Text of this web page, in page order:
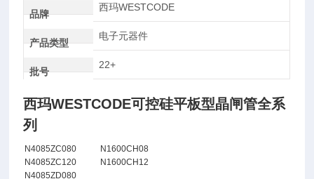
品牌
西玛WESTCODE
产品类型
电子元器件
批号
22+
西玛WESTCODE可控硅平板型晶闸管全系
列
N4085ZC080
N1600CH08
N4085ZC120
N1600CH12
N4085ZD080